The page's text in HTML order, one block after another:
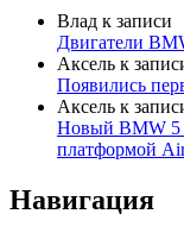
Влад к записи
Двигатели
Аксель к
Появились
Аксель к
Новый BMW 5
платформой
Навигация